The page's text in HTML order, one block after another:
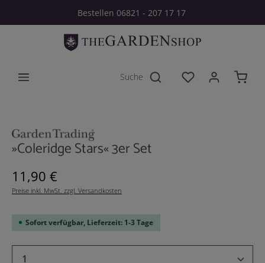
Zum Hauptinhalt springenBestellen 06821 - 207 17 17
Du hast 0
»Coleridge Stars« 3er Set
Regulärer Preis:
11,90 €
Preise inkl. MwSt. zzgl. Versandkosten
Sofort verfügbar, Lieferzeit: 1-3 Tage
Produkt Anzahl: Gib den gewünschten